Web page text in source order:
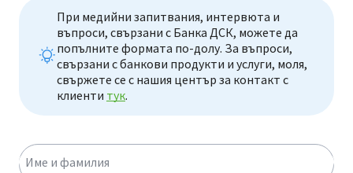
При медийни запитвания, интервюта и
въпроси, свързани с Банка ДСК, можете да
попълните формата по-долу. За въпроси,
свързани с банкови продукти и услуги, моля,
свържете се с нашия център за контакт с
клиенти тук.
Име и фамилия